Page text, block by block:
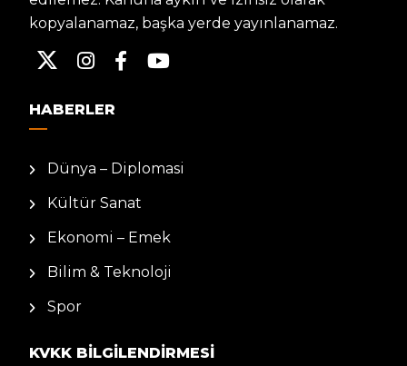
kopyalanamaz, başka yerde yayınlanamaz.
HABERLER
Dünya – Diplomasi
Kültür Sanat
Ekonomi – Emek
Bilim & Teknoloji
Spor
KVKK BILGILENDIRMESI